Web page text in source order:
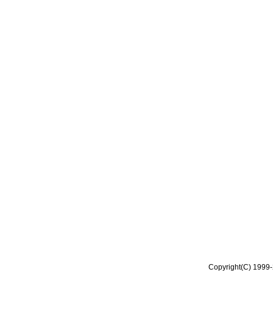
Copyright(C)